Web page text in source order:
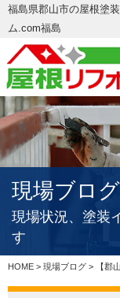
福島県郡山市の屋根塗
ム.com福島
現場ブログ
現場状況、塗装
す
HOME > 現場ブログ > 【郡山市】試